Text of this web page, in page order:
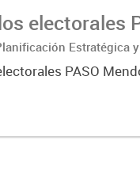
electorales
Estratégica
PASO